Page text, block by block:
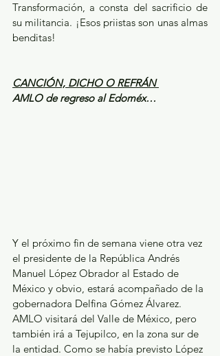
Transformación, a consta del sacrificio de
su militancia. ¡Esos priistas son unas almas
benditas!
CANCIÓN, DICHO O REFRÁN
AMLO de regreso al Edoméx…
Y el próximo fin de semana viene otra vez
el presidente de la República Andrés
Manuel López Obrador al Estado de
México y obvio, estará acompañado de la
gobernadora Delfina Gómez Álvarez.
AMLO visitará del Valle de México, pero
también irá a Tejupilco, en la zona sur de
la entidad. Como se había previsto López